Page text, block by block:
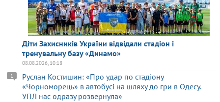
Діти Захисників України відвідали стадіон і
тренувальну базу «Динамо»
08.08.2026, 10:18
Руслан Костишин: «Про удар по стадіону
«Чорноморець» в автобусі на шляху до гри в Одесу.
УПЛ нас одразу розвернула»
1